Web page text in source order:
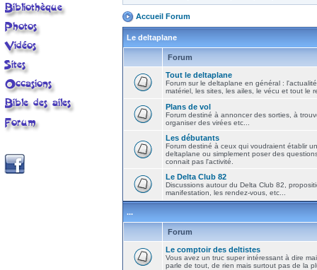
Accueil Forum
Le deltaplane
Forum
Tout le deltaplane
Forum sur le deltaplane en général :
matériel, les sites, les ailes, le vécu et tout le
Plans de vol
Forum destiné à annoncer des sorties, à
organiser des virées etc...
Les débutants
Forum destiné à ceux qui voudraient établir
deltaplane ou simplement poser des
connait pas l'activité.
Le Delta Club 82
Discussions autour du Delta Club 82,
manifestation, les rendez-vous, etc...
...
Forum
Le comptoir des deltistes
Vous avez un truc super intéressant à dire
parle de tout, de rien mais surtout pas de la